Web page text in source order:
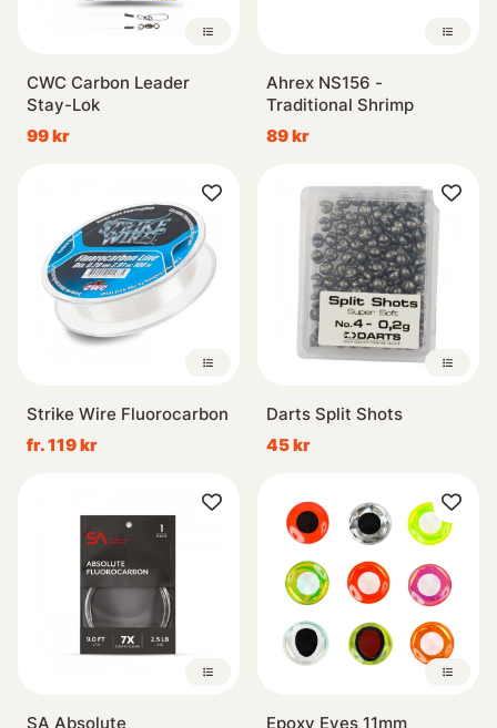
CWC Carbon Leader
Stay-Lok
99 kr
Ahrex NS156 -
Traditional Shrimp
89 kr
Strike Wire Fluorocarbon
fr. 119 kr
Darts Split Shots
45 kr
SA Absolute
Epoxy Eyes 11mm